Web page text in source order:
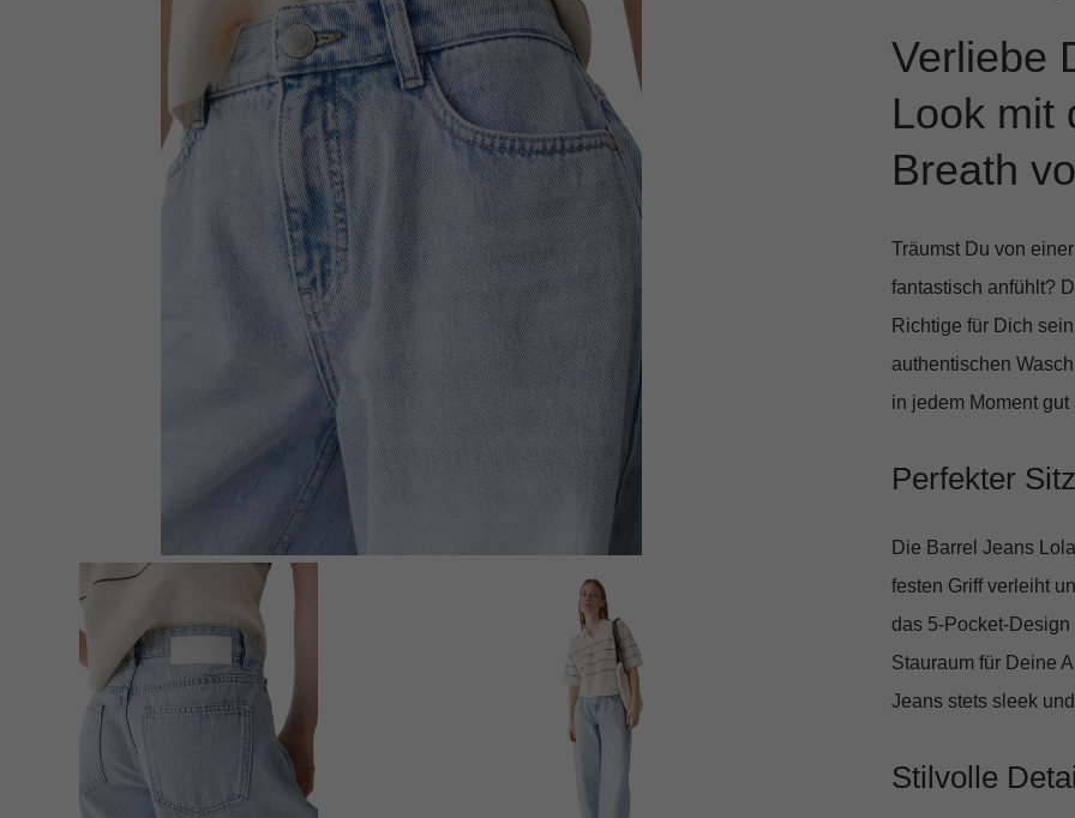
Verliebe
Look mit
Breath
Träumst Du von
fantastisch anfühlt?
Richtige für Dich
authentischen
in jedem Moment gut
Perfekter
Die Barrel Jeans
festen Griff verleiht
das 5-Pocket-
Stauraum für Deine
Jeans stets sleek
Stilvolle